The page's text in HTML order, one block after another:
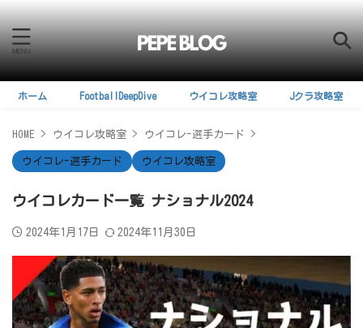
ホーム FootballDeepDive ウイコレ攻略室 Jクラ攻略室
HOME > ウイコレ攻略室 > ウイコレ-選手カード >
ウイコレ-選手カード ウイコレ攻略室
ウイコレカード一覧 ナショナル2024
2024年1月17日 2024年11月30日